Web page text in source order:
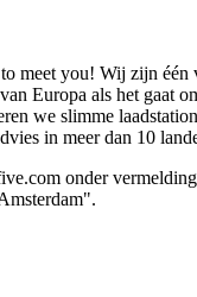
meet you! Wij zijn één
Europa als het gaat
we slimme
in meer dan 10
onder